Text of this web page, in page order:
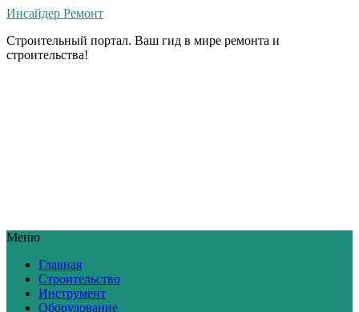
Инсайдер Ремонт
Строительный портал. Ваш гид в мире ремонта и
строительства!
Меню
Главная
Строительство
Инструмент
Оборудование